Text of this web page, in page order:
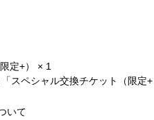
定+） × 1
スペシャル交換チケット（限定
いて